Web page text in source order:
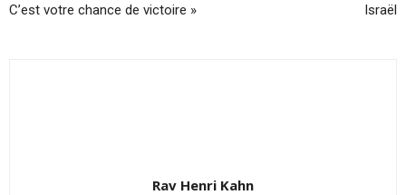
C’est votre chance de victoire »
Israël
Rav Henri Kahn